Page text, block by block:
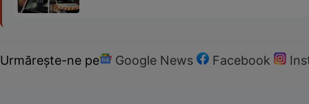
Urmărește-ne pe Google News Facebook